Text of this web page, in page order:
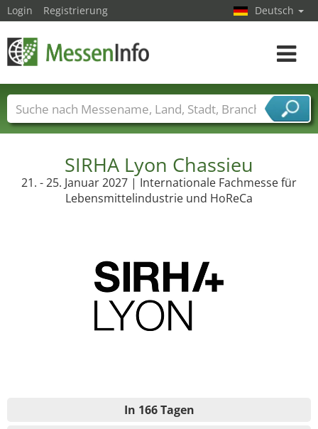
SIRHA Lyon Chassieu
21. - 25. Januar 2027 | Internationale Fachmesse für
Lebensmittelindustrie und HoReCa
In 166 Tagen
Login Registrierung Deutsch
Toggle
Messenamen Länder Städte
Branchen